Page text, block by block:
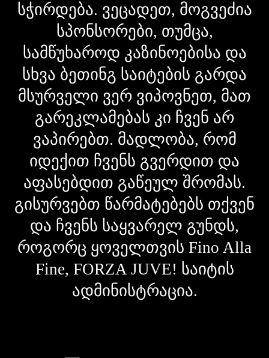
სჭირდება. ვეცადეთ, მოგვეძია
სპონსორები, თუმცა,
სამწუხაროდ კაზინოებისა და
სხვა ბეთინგ საიტების გარდა
მსურველი ვერ ვიპოვნეთ, მათ
გარეკლამებას კი ჩვენ არ
ვაპირებთ. მადლობა, რომ
იდექით ჩვენს გვერდით და
აფასებდით გაწეულ შრომას.
გისურვებთ წარმატებებს თქვენ
და ჩვენს საყვარელ გუნდს,
როგორც ყოველთვის Fino Alla
Fine, FORZA JUVE! საიტის
ადმინისტრაცია.